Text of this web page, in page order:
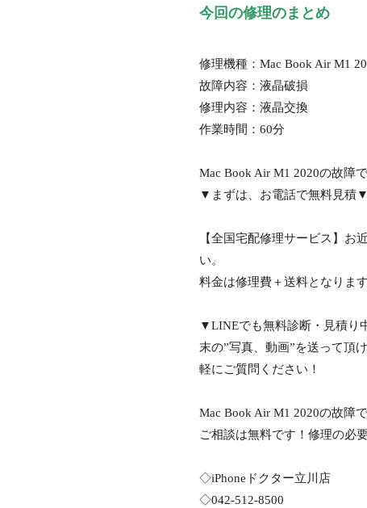
今回の修理のまとめ
修理機種：Mac Book Air M1
故障内容：液晶破損
修理内容：液晶交換
作業時間：60分
Mac Book Air M1 2020の故障
▼まずは、お電話で無料見積
【全国宅配修理サービス】お
い。
料金は修理費＋送料となります
▼LINEでも無料診断・見積り
末の”写真、動画”を送って頂
軽にご質問ください！
Mac Book Air M1 2020の故障
ご相談は無料です！修理の必
◇iPhoneドクター立川店
◇042-512-8500